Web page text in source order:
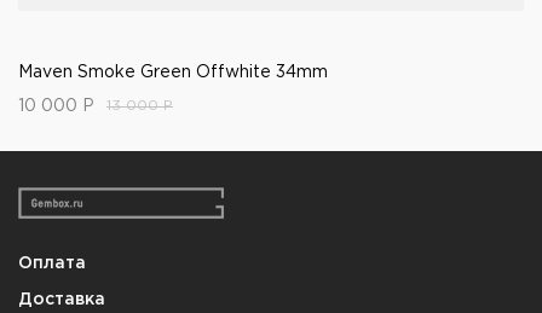
Maven Smoke Green Offwhite 34mm
10 000 Р 13 000Р
Оплата
Доставка